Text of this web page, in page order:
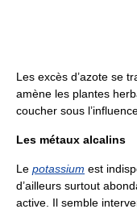
Les excès d’azote se
amène les plantes
coucher sous
Les métaux alcalins
Le potassium est
d’ailleurs surtout
active. Il semble